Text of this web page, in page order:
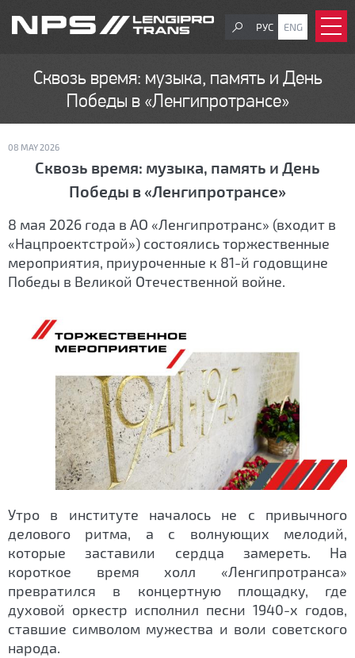
РУС ENG
Сквозь время: музыка, память и День
Победы в «Ленгипротрансе»
08 MAY 2026
Сквозь время: музыка, память и День
Победы в «Ленгипротрансе»
8 мая 2026 года в АО «Ленгипротранс» (входит в
«Нацпроектстрой») состоялись торжественные
мероприятия, приуроченные к 81-й годовщине
Победы в Великой Отечественной войне.
Утро в институте началось не с привычного
делового ритма, а с волнующих мелодий,
которые заставили сердца замереть. На
короткое время холл «Ленгипротранса»
превратился в концертную площадку, где
духовой оркестр исполнил песни 1940-х годов,
ставшие символом мужества и воли советского
народа.